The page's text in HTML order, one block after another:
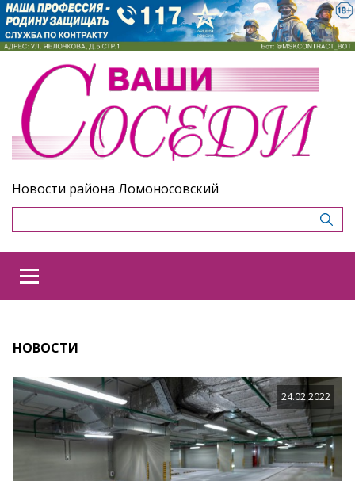
Новости района Ломоносовский
НОВОСТИ
24.02.2022